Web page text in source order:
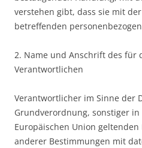
verstehen gibt, dass sie mit
betreffenden
2. Name und Anschrift des für
Verantwortlichen
Verantwortlicher im Sinne der
Grundverordnung, sonstiger
Europäischen Union
anderer Bestimmungen mit